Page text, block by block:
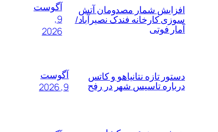
افزایش شمار مصدومان آتش
سوزی کارخانه فندک نصیرآباد/
آمار فوتی
آگوست
9,
2026
دستور تازه نتانیاهو و کاتس
درباره تاسیس شهر در رفح
آگوست
9, 2026